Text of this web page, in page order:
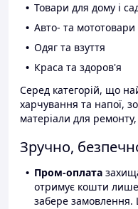
Товари для дому і
Авто- та мототовари
Одяг та взуття
Краса та здоров'я
Серед категорій, що
харчування та напої,
матеріали для
Зручно,
Пром-оплата
отримує кошти лише
забере